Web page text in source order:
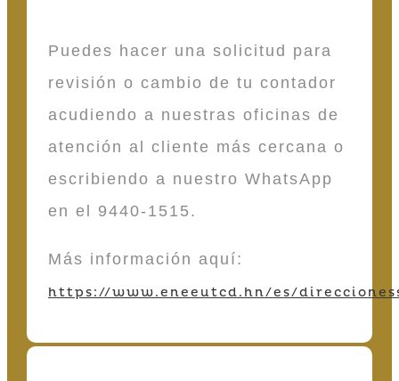
Puedes hacer una solicitud para
revisión o cambio de tu contador
acudiendo a nuestras oficinas de
atención al cliente más cercana o
escribiendo a nuestro WhatsApp
en el 9440-1515.
Más información aquí:
https://www.eneeutcd.hn/es/